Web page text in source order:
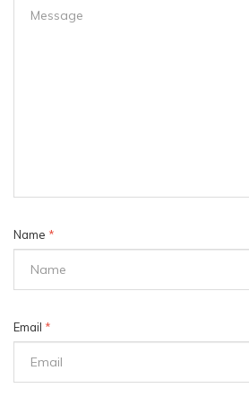
Name *
Email *